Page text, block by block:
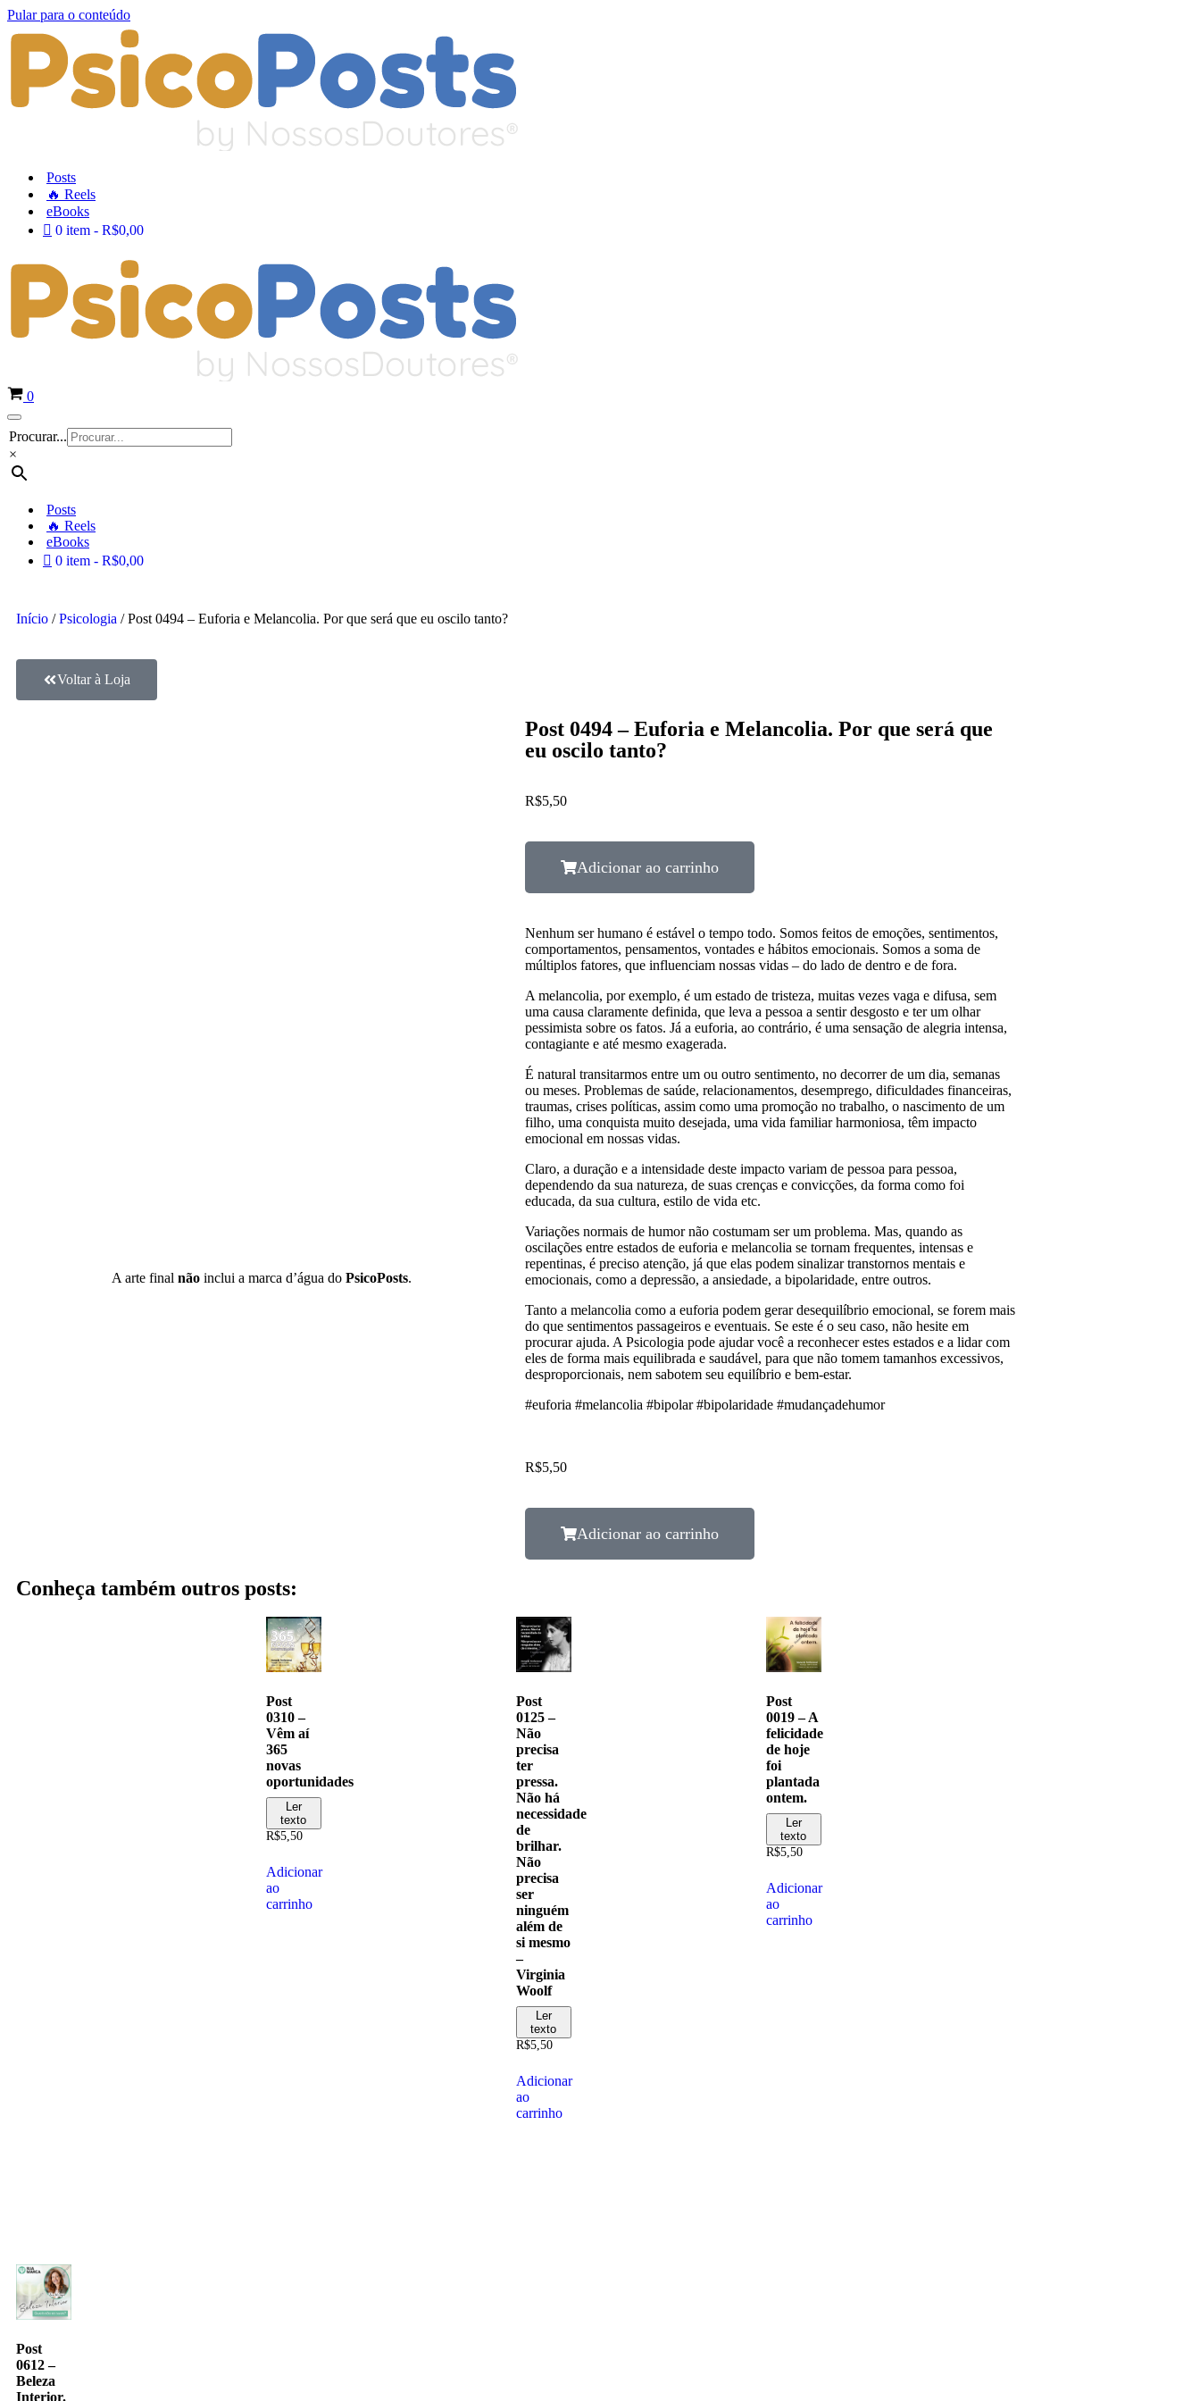
Pular para o conteúdo
Posts
🔥 Reels
eBooks
0 item
R$0,00
0
Procurar...
×
Posts
🔥 Reels
eBooks
0 item
R$0,00
Início /Psicologia / Post 0494 – Euforia e Melancolia. Por que será que eu oscilo tanto?
Voltar à Loja
A arte final não inclui a marca d’água do PsicoPosts.
Post 0494 – Euforia e Melancolia. Por que será que
eu oscilo tanto?
R$5,50
Adicionar ao carrinho
Nenhum ser humano é estável o tempo todo. Somos feitos de emoções, sentimentos,
comportamentos, pensamentos, vontades e hábitos emocionais. Somos a soma de
múltiplos fatores, que influenciam nossas vidas – do lado de dentro e de fora.
A melancolia, por exemplo, é um estado de tristeza, muitas vezes vaga e difusa, sem
uma causa claramente definida, que leva a pessoa a sentir desgosto e ter um olhar
pessimista sobre os fatos. Já a euforia, ao contrário, é uma sensação de alegria intensa,
contagiante e até mesmo exagerada.
É natural transitarmos entre um ou outro sentimento, no decorrer de um dia, semanas
ou meses. Problemas de saúde, relacionamentos, desemprego, dificuldades financeiras,
traumas, crises políticas, assim como uma promoção no trabalho, o nascimento de um
filho, uma conquista muito desejada, uma vida familiar harmoniosa, têm impacto
emocional em nossas vidas.
Claro, a duração e a intensidade deste impacto variam de pessoa para pessoa,
dependendo da sua natureza, de suas crenças e convicções, da forma como foi
educada, da sua cultura, estilo de vida etc.
Variações normais de humor não costumam ser um problema. Mas, quando as
oscilações entre estados de euforia e melancolia se tornam frequentes, intensas e
repentinas, é preciso atenção, já que elas podem sinalizar transtornos mentais e
emocionais, como a depressão, a ansiedade, a bipolaridade, entre outros.
Tanto a melancolia como a euforia podem gerar desequilíbrio emocional, se forem mais
do que sentimentos passageiros e eventuais. Se este é o seu caso, não hesite em
procurar ajuda. A Psicologia pode ajudar você a reconhecer estes estados e a lidar com
eles de forma mais equilibrada e saudável, para que não tomem tamanhos excessivos,
desproporcionais, nem sabotem seu equilíbrio e bem-estar.
#euforia #melancolia #bipolar #bipolaridade #mudançadehumor
R$5,50
Adicionar ao carrinho
Conheça também outros posts:
Post
0310 –
Vêm aí
365
novas
oportunidades
Ler
texto
R$5,50
Adicionar
ao
carrinho
Post
0125 –
Não
precisa
ter
pressa.
Não há
necessidade
de
brilhar.
Não
precisa
ser
ninguém
além de
si mesmo
–
Virginia
Woolf
Ler
texto
R$5,50
Adicionar
ao
carrinho
Post
0019 – A
felicidade
de hoje
foi
plantada
ontem.
Ler
texto
R$5,50
Adicionar
ao
carrinho
Post
0612 –
Beleza
Interior.